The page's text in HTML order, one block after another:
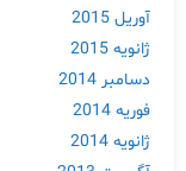
آوریل 2015
ژانویه 2015
دسامبر 2014
فوریه 2014
ژانویه 2014